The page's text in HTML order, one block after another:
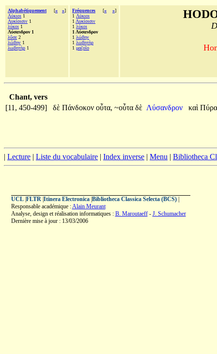
Alphabétiquement [« »]
Λύκιοι 1
Λυκίοισιν 1
λύκοι 1
Λύσανδρον 1
λῦσε 2
λώβην 1
λωβητὴρ 1
Fréquences [« »]
1 Λύκιοι
1 Λυκίοισιν
1 λύκοι
1 Λύσανδρον
1 λώβην
1 λωβητὴρ
1 μαζοῖο
Chant, vers
[11, 450-499]
δὲ Πάνδοκον οὖτα, ~οὖτα δὲ Λύσανδρον καὶ
| Lecture | Liste du vocabulaire | Index inverse | Menu | Bibliotheca
UCL| FLTR| Itinera Electronica| Bibliotheca Classica Selecta (BCS)|
Responsable académique :Alain Meurant
Analyse, design et réalisation informatiques : B. Maroutaeff- J. Schumacher
Dernière mise à jour : 13/03/2006